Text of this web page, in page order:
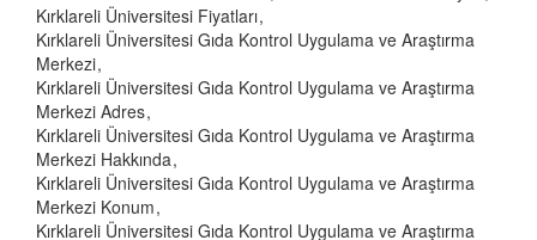
Kırklareli Üniversitesi Fiyatları
Kırklareli Üniversitesi Gıda Kontrol Uygulama ve Araştırma
Merkezi
Kırklareli Üniversitesi Gıda Kontrol Uygulama ve Araştırma
Merkezi Adres
Kırklareli Üniversitesi Gıda Kontrol Uygulama ve Araştırma
Merkezi Hakkında
Kırklareli Üniversitesi Gıda Kontrol Uygulama ve Araştırma
Merkezi Konum
Kırklareli Üniversitesi Gıda Kontrol Uygulama ve Araştırma